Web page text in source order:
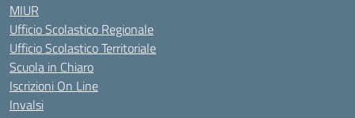
MIUR
Ufficio Scolastico Regionale
Ufficio Scolastico Territoriale
Scuola in Chiaro
Iscrizioni On Line
Invalsi